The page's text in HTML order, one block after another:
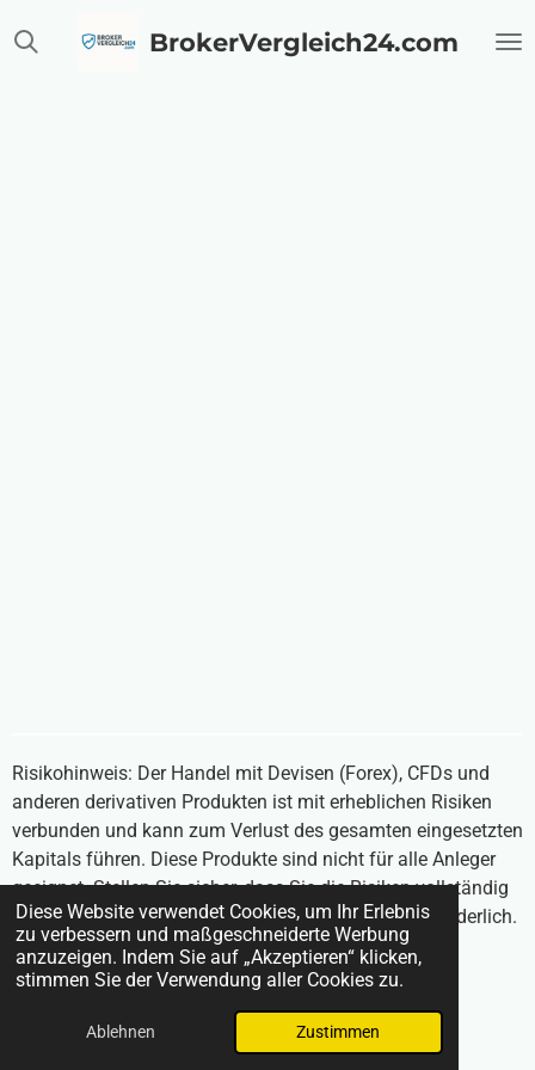
Diese Website verwendet Cookies, um Ihr Erlebnis
zu verbessern und maßgeschneiderte Werbung
anzuzeigen. Indem Sie auf „Akzeptieren“ klicken,
stimmen Sie der Verwendung aller Cookies zu.
Ablehnen Zustimmen
Hauptinhalt
BrokerVergleich24.com
Risikohinweis: Der Handel mit Devisen (Forex), CFDs und
anderen derivativen Produkten ist mit erheblichen Risiken
verbunden und kann zum Verlust des gesamten eingesetzten
Kapitals führen. Diese Produkte sind nicht für alle Anleger
geeignet. Stellen Sie sicher, dass Sie die Risiken vollständig
verstehen und unabhängigen Rat einholen, falls erforderlich.
Inhalte auf BrokerVergleich24.com stellen keine
Anlageberatung dar.
Mit Unterstützung von